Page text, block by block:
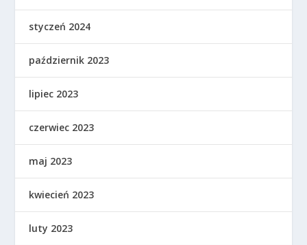
styczeń 2024
październik 2023
lipiec 2023
czerwiec 2023
maj 2023
kwiecień 2023
luty 2023